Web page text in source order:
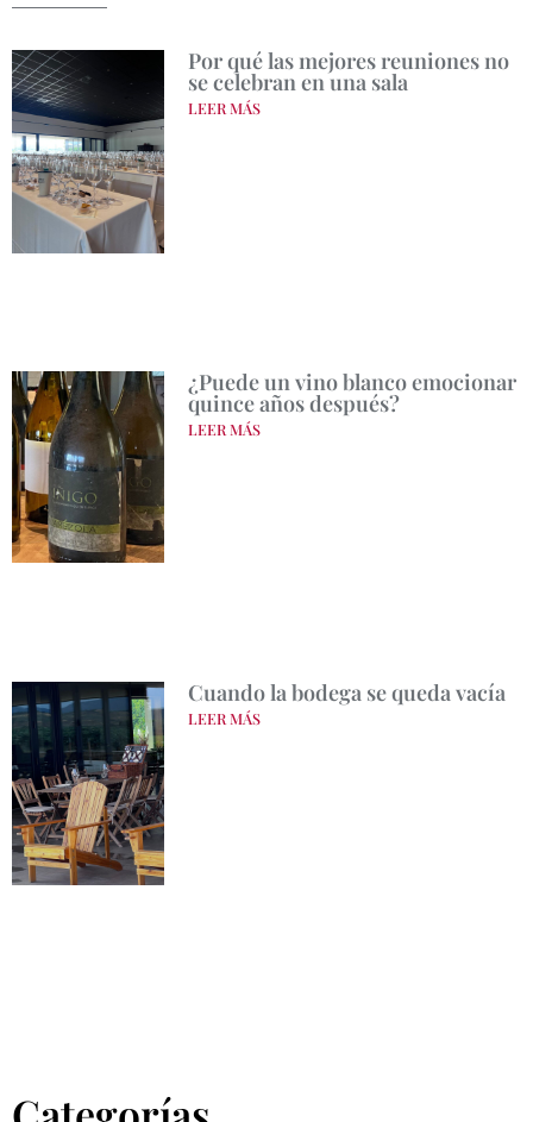
Por qué las mejores reuniones no
se celebran en una sala
LEER MÁS
¿Puede un vino blanco emocionar
quince años después?
LEER MÁS
Cuando la bodega se queda vacía
LEER MÁS